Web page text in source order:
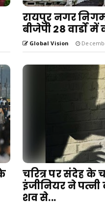
रायपुर नगर
बीजेपी 28 वार्डों
Global Vision
चरित्र पर संदेह
इंजीनियर ने
शव से...